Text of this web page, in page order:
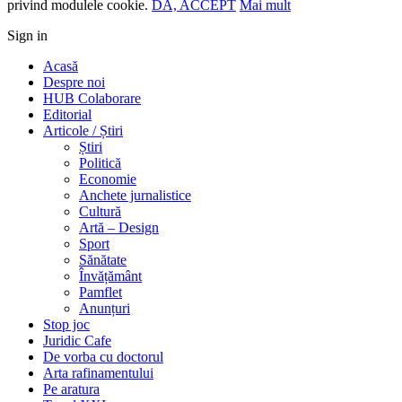
privind modulele cookie. DA, ACCEPT Mai mult
Sign in
Acasă
Despre noi
HUB Colaborare
Editorial
Articole / Știri
Știri
Politică
Economie
Anchete jurnalistice
Cultură
Artă – Design
Sport
Sănătate
Învățământ
Pamflet
Anunțuri
Stop joc
Juridic Cafe
De vorba cu doctorul
Arta rafinamentului
Pe aratura